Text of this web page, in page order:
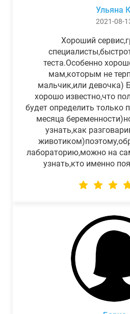
Ульяна
2021-08-
Хороший
теста.Особенно
мам,которым не
мальчик,или
хорошо известно,что
будет определить только
месяца
узнать,как
лабораторию,можно на
узнать,кто именно